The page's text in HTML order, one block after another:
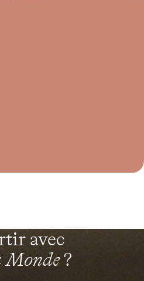
avec
Monde?